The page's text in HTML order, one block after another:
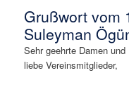
Grußwort vom
Suleyman
Sehr geehrte Damen
liebe Vereinsmitglieder,